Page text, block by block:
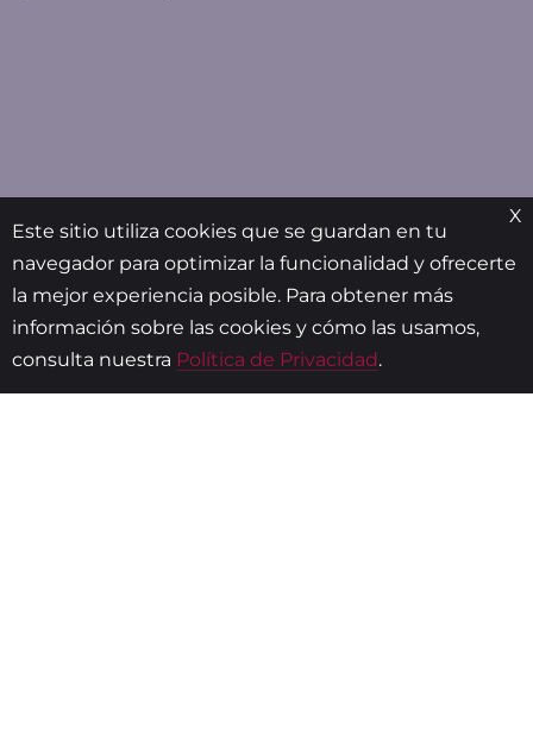
X
Este sitio utiliza cookies que se guardan en tu
navegador para optimizar la funcionalidad y ofrecerte
la mejor experiencia posible. Para obtener más
información sobre las cookies y cómo las usamos,
consulta nuestra Política de Privacidad.